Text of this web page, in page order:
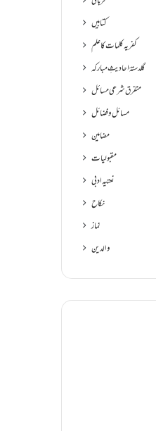
کتابیں
کفریہ کلمات کا علم
گلدستۂ احادیثِ مبارکہ
متفرق شرعی مسائل
مسائل و فضائل
مضامین
مقبولیات
نعتیہ ادبی
نکاح
نماز
والدین